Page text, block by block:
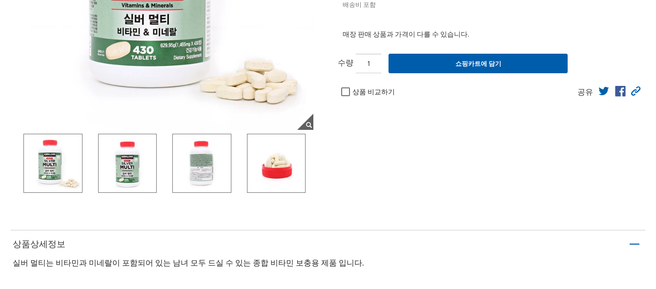
배송비 포함
매장 판매 상품과 가격이 다를 수 있습니다.
수량 쇼핑카트에 담기
상품 비교하기 공유
상품상세정보
실버 멀티는 비타민과 미네랄이 포함되어 있는 남녀 모두 드실 수 있는 종합 비타민 보충용 제품 입니다.